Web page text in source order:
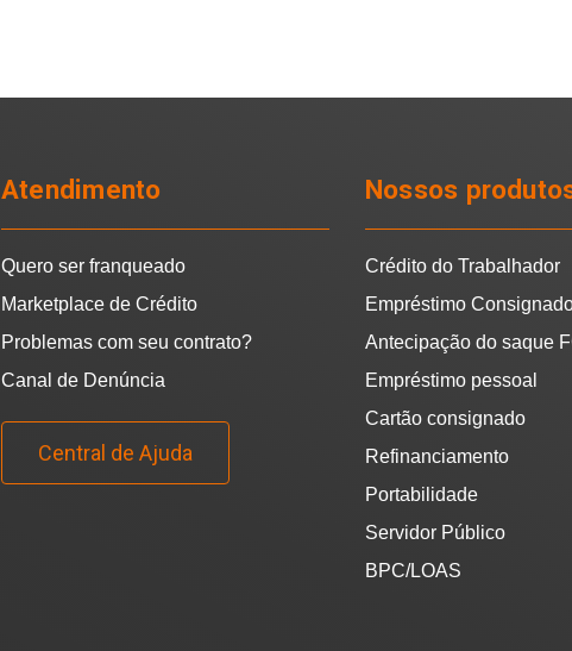
Atendimento
Quero ser franqueado
Marketplace de Crédito
Problemas com seu contrato?
Canal de Denúncia
Central de Ajuda
Nossos
Crédito do Trabalhador
Empréstimo
Antecipação do saque
Empréstimo pessoal
Cartão consignado
Refinanciamento
Portabilidade
Servidor Público
BPC/LOAS